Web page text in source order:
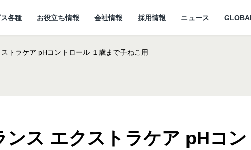
研究開発センターに ついて 製品・品質管理
ード 小動物 動
各種
しあわせマルシェ どうぶつ病院宅配便
お役立ち情報
猫ノート お役立ち情報 狂犬病予防
会社情報
代表メッセージ 企業理念・ビジョン
採用情報 ニュース
トラケア pHコントロール １歳まで子ねこ用
ス エクストラケア pHコ